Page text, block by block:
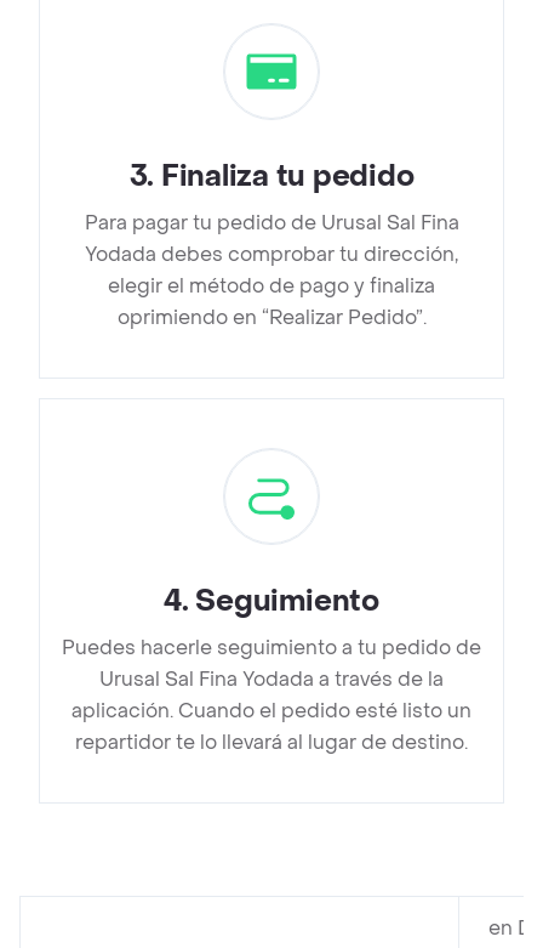
3. Finaliza tu pedido
Para pagar tu pedido de Urusal Sal Fina
Yodada debes comprobar tu dirección,
elegir el método de pago y finaliza
oprimiendo en “Realizar Pedido”.
4. Seguimiento
Puedes hacerle seguimiento a tu pedido de
Urusal Sal Fina Yodada a través de la
aplicación. Cuando el pedido esté listo un
repartidor te lo llevará al lugar de destino.
en